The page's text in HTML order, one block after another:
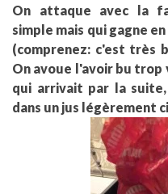
On attaque avec la
simple mais qui gagne
(comprenez: c'est très
On avoue l'avoir bu
qui arrivait par la
dans un jus légèrement